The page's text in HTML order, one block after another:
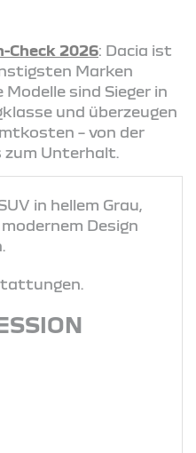
Check 2026: Dacia ist
Marken
sind Sieger in
und überzeugen
– von der
Unterhalt.